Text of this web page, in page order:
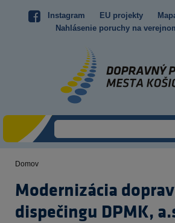
Instagram EU projekty
Nahlásenie poruchy na
Domov
Modernizácia
dispečingu DPMK,